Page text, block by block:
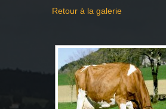
Retour à la galerie